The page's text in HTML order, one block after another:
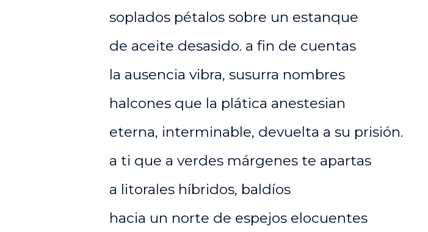
soplados pétalos sobre un estanque
de aceite desasido. a fin de cuentas
la ausencia vibra, susurra nombres
halcones que la plática anestesian
eterna, interminable, devuelta a su prisión.
a ti que a verdes márgenes te apartas
a litorales híbridos, baldíos
hacia un norte de espejos elocuentes